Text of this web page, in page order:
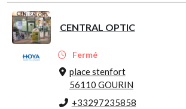
CENTRAL OPTIC
Fermé
place stenfort
56110 GOURIN
+33297235858